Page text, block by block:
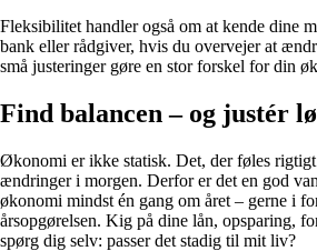
Fleksibilitet handler også om at kende dine
bank eller rådgiver, hvis du overvejer at
små justeringer gøre en stor forskel for din
Find balancen – og justér
Økonomi er ikke statisk. Det, der føles
ændringer i morgen. Derfor er det en god
økonomi mindst én gang om året – gerne i
årsopgørelsen. Kig på dine lån, opsparing,
spørg dig selv: passer det stadig til mit liv?